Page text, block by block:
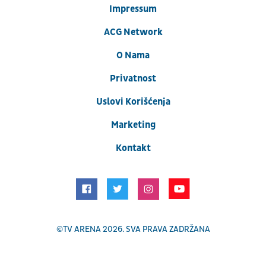
Impressum
ACG Network
O Nama
Privatnost
Uslovi Korišćenja
Marketing
Kontakt
©TV ARENA2026. SVA PRAVA ZADRŽANA